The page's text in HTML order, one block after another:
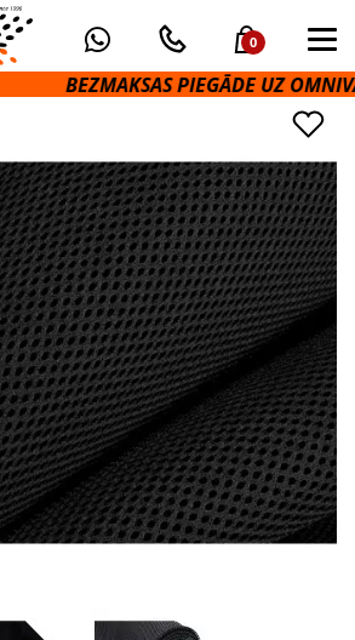
0
BEZMAKSAS PIEGĀDE UZ